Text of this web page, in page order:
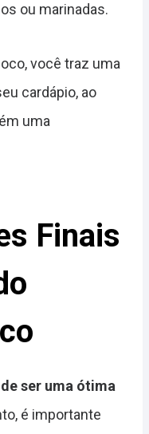
ou marinadas.
você traz uma
cardápio, ao
uma
Finais
ser uma ótima
é importante